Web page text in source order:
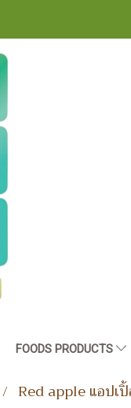
FOODS PRODUCTS
Red apple แอปเ